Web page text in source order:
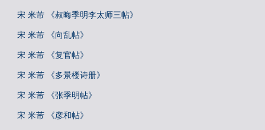
宋 米芾 《叔晦季明李太师三帖》
宋 米芾 《向乱帖》
宋 米芾 《复官帖》
宋 米芾 《多景楼诗册》
宋 米芾 《张季明帖》
宋 米芾 《彦和帖》